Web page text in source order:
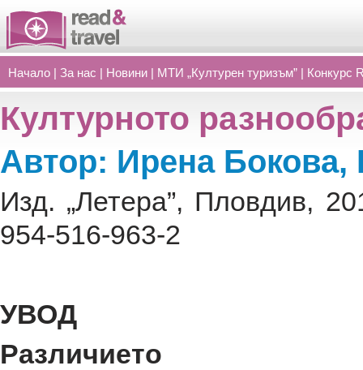
Начало | За нас | Новини | МТИ „Културен туризъм” | Конкурс
Културното
Автор: Ирена Бокова,
Изд. „Летера”, Пловдив,
954-516-963-2
УВОД
Различието